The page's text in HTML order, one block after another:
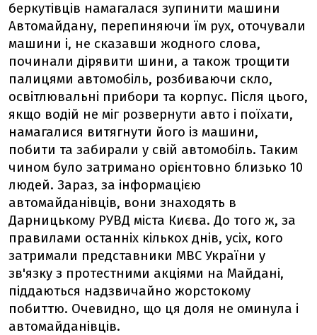
беркутівців намагалася зупинити машини
Автомайдану, перепиняючи їм рух, оточували
машини і, не сказавши жодного слова,
починали дірявити шини, а також трощити
палицями автомобіль, розбиваючи скло,
освітлювальні прибори та корпус. Після цього,
якщо водій не міг розвернути авто і поїхати,
намагалися витягнути його із машини,
побити та забирали у свій автомобіль. Таким
чином було затримано орієнтовно близько 10
людей. Зараз, за інформацією
автомайданівців, вони знаходять в
Дарницькому РУВД міста Києва. До того ж, за
правилами останніх кількох днів, усіх, кого
затримали представники МВС України у
зв'язку з протестними акціями на Майдані,
піддаються надзвичайно жорстокому
побиттю. Очевидно, що ця доля не оминула і
автомайданівців.